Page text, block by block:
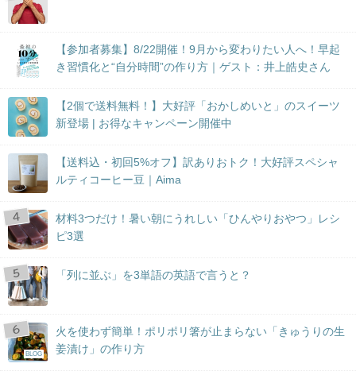
【参加者募集】8/22開催！9月から変わりたい人へ！早起
き習慣化と“自分時間”の作り方｜ゲスト：井上皓史さん
【2個で送料無料！】大好評「おかしめいと」のスイーツ
新登場 | お得なキャンペーン開催中
【送料込・初回5%オフ】訳ありおトク！大好評スペシャ
ルティコーヒー豆｜Aima
材料3つだけ！暑い朝にうれしい「ひんやりおやつ」レシ
ピ3選
「列に並ぶ」を3単語の英語で言うと？
BLOG
火を使わず簡単！ポリポリ箸が止まらない「きゅうりの生
姜漬け」の作り方